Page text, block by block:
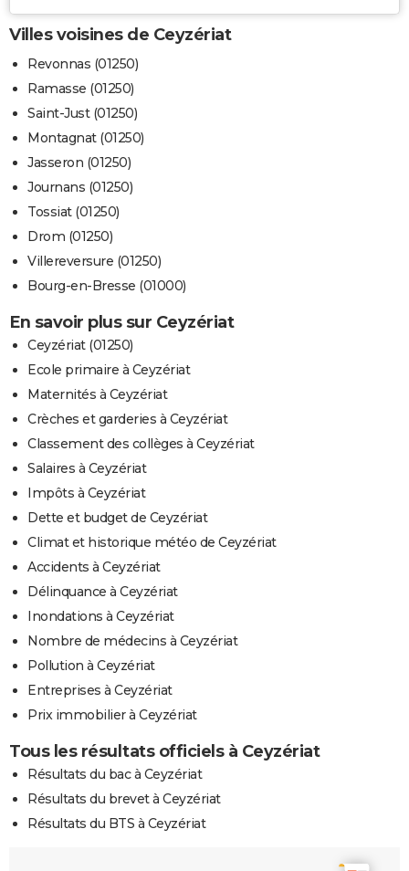
Villes voisines de Ceyzériat
Revonnas (01250)
Ramasse (01250)
Saint-Just (01250)
Montagnat (01250)
Jasseron (01250)
Journans (01250)
Tossiat (01250)
Drom (01250)
Villereversure (01250)
Bourg-en-Bresse (01000)
En savoir plus sur Ceyzériat
Ceyzériat (01250)
Ecole primaire à Ceyzériat
Maternités à Ceyzériat
Crèches et garderies à Ceyzériat
Classement des collèges à Ceyzériat
Salaires à Ceyzériat
Impôts à Ceyzériat
Dette et budget de Ceyzériat
Climat et historique météo de Ceyzériat
Accidents à Ceyzériat
Délinquance à Ceyzériat
Inondations à Ceyzériat
Nombre de médecins à Ceyzériat
Pollution à Ceyzériat
Entreprises à Ceyzériat
Prix immobilier à Ceyzériat
Tous les résultats officiels à Ceyzériat
Résultats du bac à Ceyzériat
Résultats du brevet à Ceyzériat
Résultats du BTS à Ceyzériat